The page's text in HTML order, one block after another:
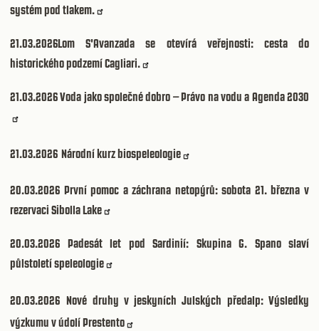
systém pod tlakem.
21.03.2026Lom S'Avanzada se otevírá veřejnosti: cesta do
historického podzemí Cagliari.
21.03.2026Voda jako společné dobro – Právo na vodu a Agenda 2030
21.03.2026 Národní kurz biospeleologie
20.03.2026 První pomoc a záchrana netopýrů: sobota 21. března v
rezervaci Sibolla Lake
20.03.2026 Padesát let pod Sardinií: Skupina G. Spano slaví
půlstoletí speleologie
20.03.2026 Nové druhy v jeskyních Julských předalp: Výsledky
výzkumu v údolí Prestento